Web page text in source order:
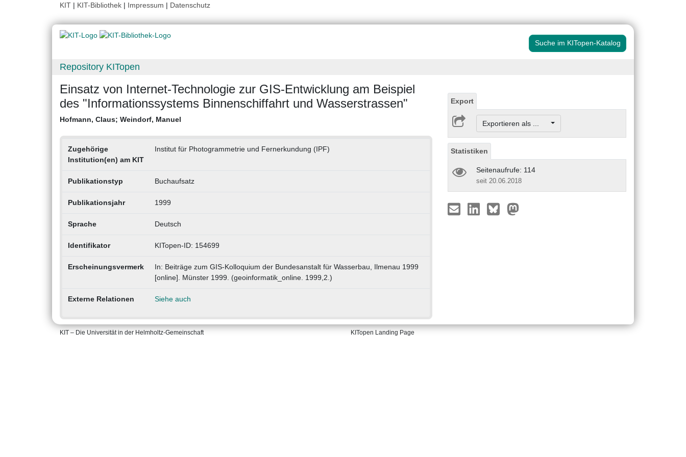
KIT | KIT-Bibliothek | Impressum | Datenschutz
Suche im KITopen-Katalog
Repository KITopen
Einsatz von Internet-Technologie zur GIS-Entwicklung am Beispiel
des "Informationssystems Binnenschiffahrt und Wasserstrassen"
Hofmann, Claus; Weindorf, Manuel
Zugehörige
Institution(en) am KIT
Institut für Photogrammetrie und Fernerkundung (IPF)
Publikationstyp Buchaufsatz
Publikationsjahr 1999
Sprache Deutsch
Identifikator KITopen-ID: 154699
Erscheinungsvermerk
In: Beiträge zum GIS-Kolloquium der Bundesanstalt für Wasserbau, Ilmenau 1999
[online]. Münster 1999. (geoinformatik_online. 1999,2.)
Externe Relationen Siehe auch
Export
Exportieren als ...
Statistiken
Seitenaufrufe: 114
seit 20.06.2018
KIT – Die Universität in der Helmholtz-Gemeinschaft KITopen Landing Page